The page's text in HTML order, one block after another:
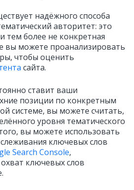
надёжного способа
авторитет: это
тем более не конкретная
вы можете проанализировать
чтобы оценить
сайта.
ставит ваши
позиции по конкретным
системе, вы можете считать,
уровня тематического
вы можете использовать
ключевых слов
Search Console,
ключевых слов